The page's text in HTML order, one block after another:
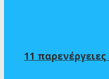
11